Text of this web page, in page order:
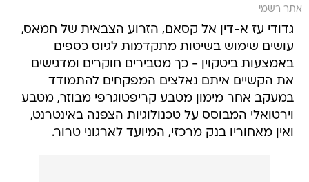
אתר רשמי
גדודי עז א-דין אל קסאם, הזרוע הצבאית של חמאס,
עושים שימוש בשיטות מתקדמות לגיוס כספים
באמצעות ביטקוין - כך מסבירים חוקרים ומדגישים
את הקשיים איתם נאלצים המפקחים להתמודד
במעקב אחר מימון מטבע קריפטוגרפי מבוזר, מטבע
וירטואלי המבוסס על טכנולוגיות הצפנה באינטרנט,
ואין מאחוריו בנק מרכזי, המיועד לארגוני טרור.